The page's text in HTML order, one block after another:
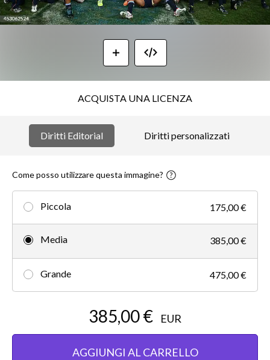
ACQUISTA UNA LICENZA
Diritti Editorial Diritti personalizzati
Come posso utilizzare questa immagine?
Piccola 175,00 €
Media 385,00 €
Grande 475,00 €
385,00 € EUR
AGGIUNGI AL CARRELLO